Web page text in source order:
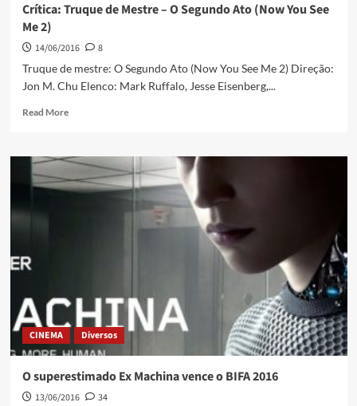
Crítica: Truque de Mestre – O Segundo Ato (Now You See
Me 2)
14/06/2016
8
Truque de mestre: O Segundo Ato (Now You See Me 2) Direção:
Jon M. Chu Elenco: Mark Ruffalo, Jesse Eisenberg,...
Read More
CINEMA Diversos
O superestimado Ex Machina vence o BIFA 2016
13/06/2016
34